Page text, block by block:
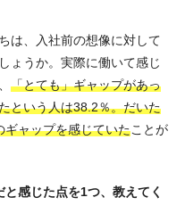
は、入社前の想像に対して
ょうか。実際に働いて感じ
「とても」ギャップがあっ
という人は38.2％。だいた
ギャップを感じていたことが
感じた点を1つ、教えてく